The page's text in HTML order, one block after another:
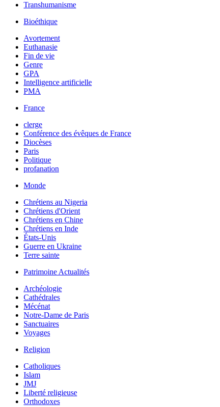
Transhumanisme
Bioéthique
Avortement
Euthanasie
Fin de vie
Genre
GPA
Intelligence artificielle
PMA
France
clerge
Conférence des évêques de France
Diocèses
Paris
Politique
profanation
Monde
Chrétiens au Nigeria
Chrétiens d'Orient
Chrétiens en Chine
Chrétiens en Inde
États-Unis
Guerre en Ukraine
Terre sainte
Patrimoine Actualités
Archéologie
Cathédrales
Mécénat
Notre-Dame de Paris
Sanctuaires
Voyages
Religion
Catholiques
Islam
JMJ
Liberté religieuse
Orthodoxes